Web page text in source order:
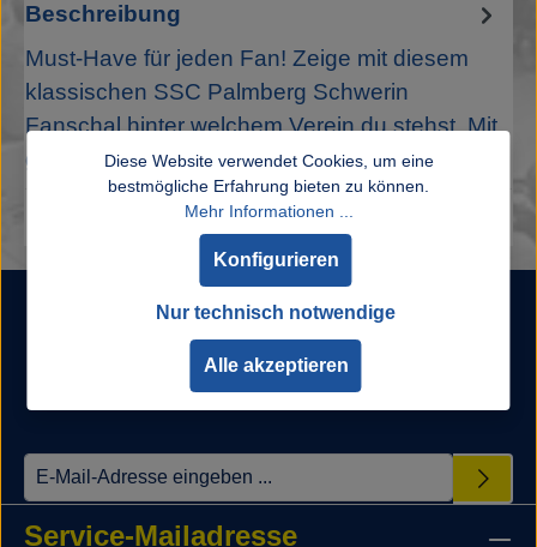
Beschreibung
Must-Have für jeden Fan! Zeige mit diesem
klassischen SSC Palmberg Schwerin
Fanschal hinter welchem Verein du stehst. Mit
g…
Mehr
Newsletter
Abonnieren Sie jetzt unseren regelmäßig erscheinenden
Newsletter, um rechtzeitig über neue Produkte und
Service-Mailadresse
Diese Website verwendet Cookies, um eine
bestmögliche Erfahrung bieten zu können.
Mehr Informationen ...
Nur technisch notwendige
Konfigurieren
Alle akzeptieren